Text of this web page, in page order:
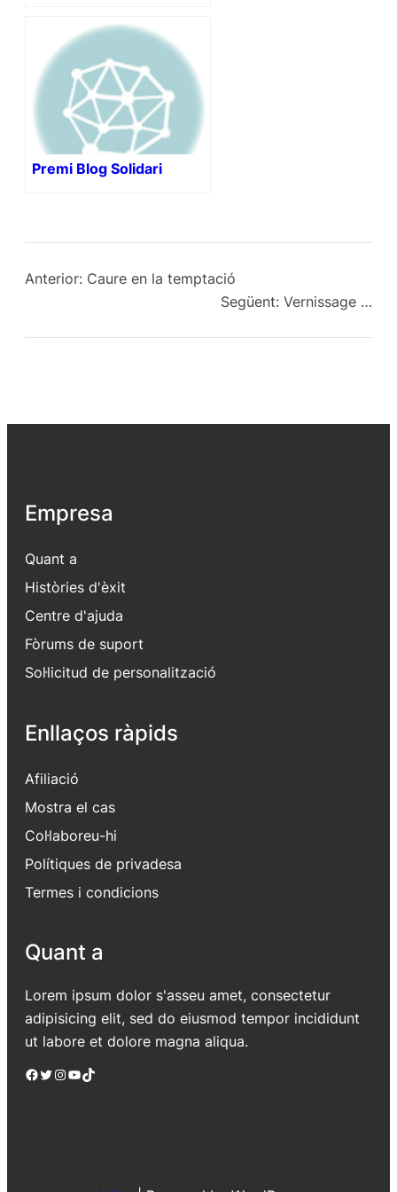
Premi Blog Solidari
Anterior: Caure en la temptació
Següent: Vernissage …
Empresa
Quant a
Històries d'èxit
Centre d'ajuda
Fòrums de suport
Sol·licitud de personalització
Enllaços ràpids
Afiliació
Mostra el cas
Col·laboreu-hi
Polítiques de privadesa
Termes i condicions
Quant a
Lorem ipsum dolor s'asseu amet, consectetur
adipisicing elit, sed do eiusmod tempor incididunt
ut labore et dolore magna aliqua.
Facebook Twitter Instagram YouTube TikTok